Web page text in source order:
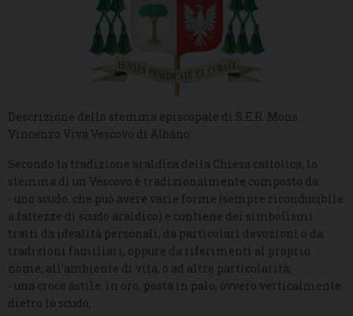
Descrizione dello stemma episcopale di S.E.R. Mons.
Vincenzo Viva Vescovo di Albano:
Secondo la tradizione araldica della Chiesa cattolica, lo
stemma di un Vescovo è tradizionalmente composto da:
- uno scudo, che può avere varie forme (sempre riconducibile
a fattezze di scudo araldico) e contiene dei simbolismi
tratti da idealità personali, da particolari devozioni o da
tradizioni familiari, oppure da riferimenti al proprio
nome, all’ambiente di vita, o ad altre particolarità;
- una croce astile, in oro, posta in palo, ovvero verticalmente
dietro lo scudo;